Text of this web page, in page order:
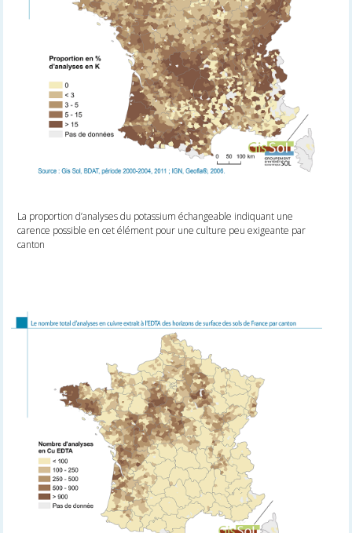
La proportion d’analyses du potassium échangeable indiquant une
carence possible en cet élément pour une culture peu exigeante par
canton